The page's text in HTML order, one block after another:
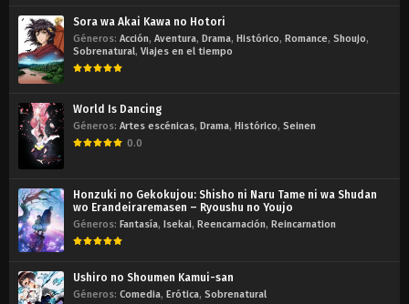
Sora wa Akai Kawa no Hotori
Géneros: Acción, Aventura, Drama, Histórico, Romance, Shoujo,
Sobrenatural, Viajes en el tiempo
World Is Dancing
Géneros: Artes escénicas, Drama, Histórico, Seinen
0.0
Honzuki no Gekokujou: Shisho ni Naru Tame ni wa Shudan
wo Erandeiraremasen – Ryoushu no Youjo
Géneros: Fantasía, Isekai, Reencarnación, Reincarnation
Ushiro no Shoumen Kamui-san
Géneros: Comedia, Erótica, Sobrenatural